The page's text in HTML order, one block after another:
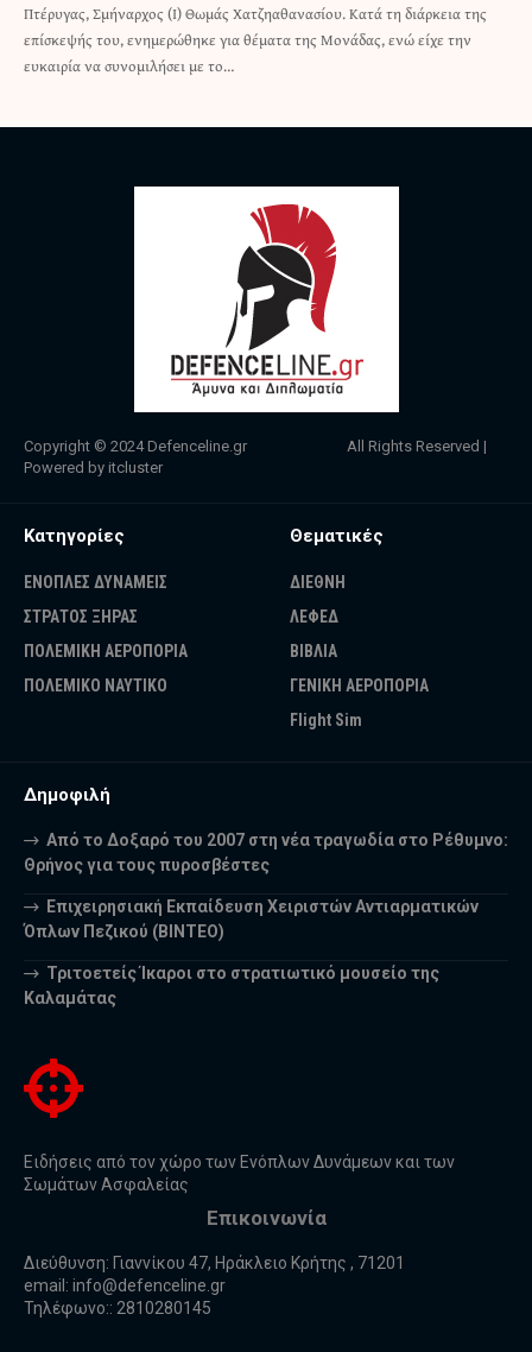
Πτέρυγας, Σμήναρχος (Ι) Θωμάς Χατζηαθανασίου. Κατά τη διάρκεια της
επίσκεψής του, ενημερώθηκε για θέματα της Μονάδας, ενώ είχε την
ευκαιρία να συνομιλήσει με το…
Copyright © 2024 Defenceline.gr All Rights Reserved |
Powered by itcluster
Κατηγορίες
ΕΝΟΠΛΕΣ ΔΥΝΑΜΕΙΣ
ΣΤΡΑΤΟΣ ΞΗΡΑΣ
ΠΟΛΕΜΙΚΗ ΑΕΡΟΠΟΡΙΑ
ΠΟΛΕΜΙΚΟ ΝΑΥΤΙΚΟ
Θεματικές
ΔΙΕΘΝΗ
ΛΕΦΕΔ
ΒΙΒΛΙΑ
ΓΕΝΙΚΗ ΑΕΡΟΠΟΡΙΑ
Flight Sim
Δημοφιλή
Από το Δοξαρό του 2007 στη νέα τραγωδία στο Ρέθυμνο:
Θρήνος για τους πυροσβέστες
Επιχειρησιακή Εκπαίδευση Χειριστών Αντιαρματικών
Όπλων Πεζικού (ΒΙΝΤΕΟ)
Τριτοετείς Ίκαροι στο στρατιωτικό μουσείο της
Καλαμάτας
Ειδήσεις από τον χώρο των Ενόπλων Δυνάμεων και των
Σωμάτων Ασφαλείας
Επικοινωνία
Διεύθυνση: Γιαννίκου 47, Ηράκλειο Κρήτης , 71201
email: info@defenceline.gr
Τηλέφωνο:: 2810280145